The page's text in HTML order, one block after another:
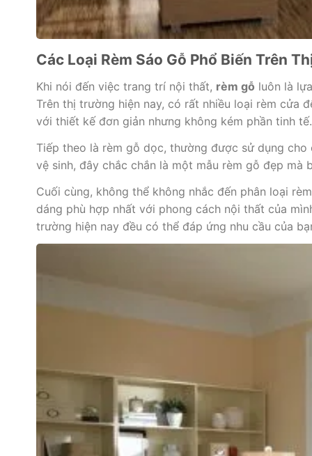
Các Loại Rèm Sáo Gỗ Phổ Biến Trên
Khi nói đến việc trang trí nội thất, rèm gỗ luôn là
Trên thị trường hiện nay, có rất nhiều loại rèm cửa
với thiết kế đơn giản nhưng không kém phần tinh
Tiếp theo là rèm gỗ dọc, thường được sử dụng
vệ sinh, đây chắc chắn là một mẫu rèm gỗ đẹp mà
Cuối cùng, không thể không nhắc đến phân loại
dáng phù hợp nhất với phong cách nội thất của
trường hiện nay đều có thể đáp ứng nhu cầu của